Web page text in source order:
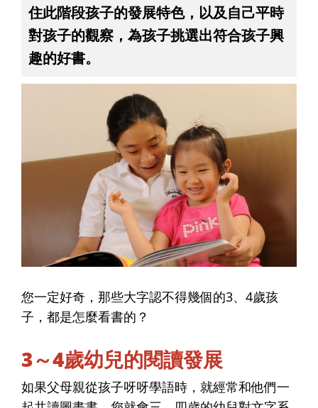
住此階段孩子的發展特色，以及自己平時
對孩子的觀察，為孩子挑選出符合孩子興
趣的好書。
您一定好奇，那些大字認不得幾個的3、4歲孩
子，都是怎麼看書的？
3～4歲幼兒的閱讀發展
如果父母親從孩子呀呀學語時，就經常和他們一